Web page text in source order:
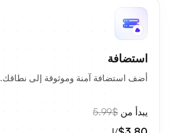
استضافة
أضف استضافة آمنة وموثوقة إلى نطاقك.
يبدأ من $5.99